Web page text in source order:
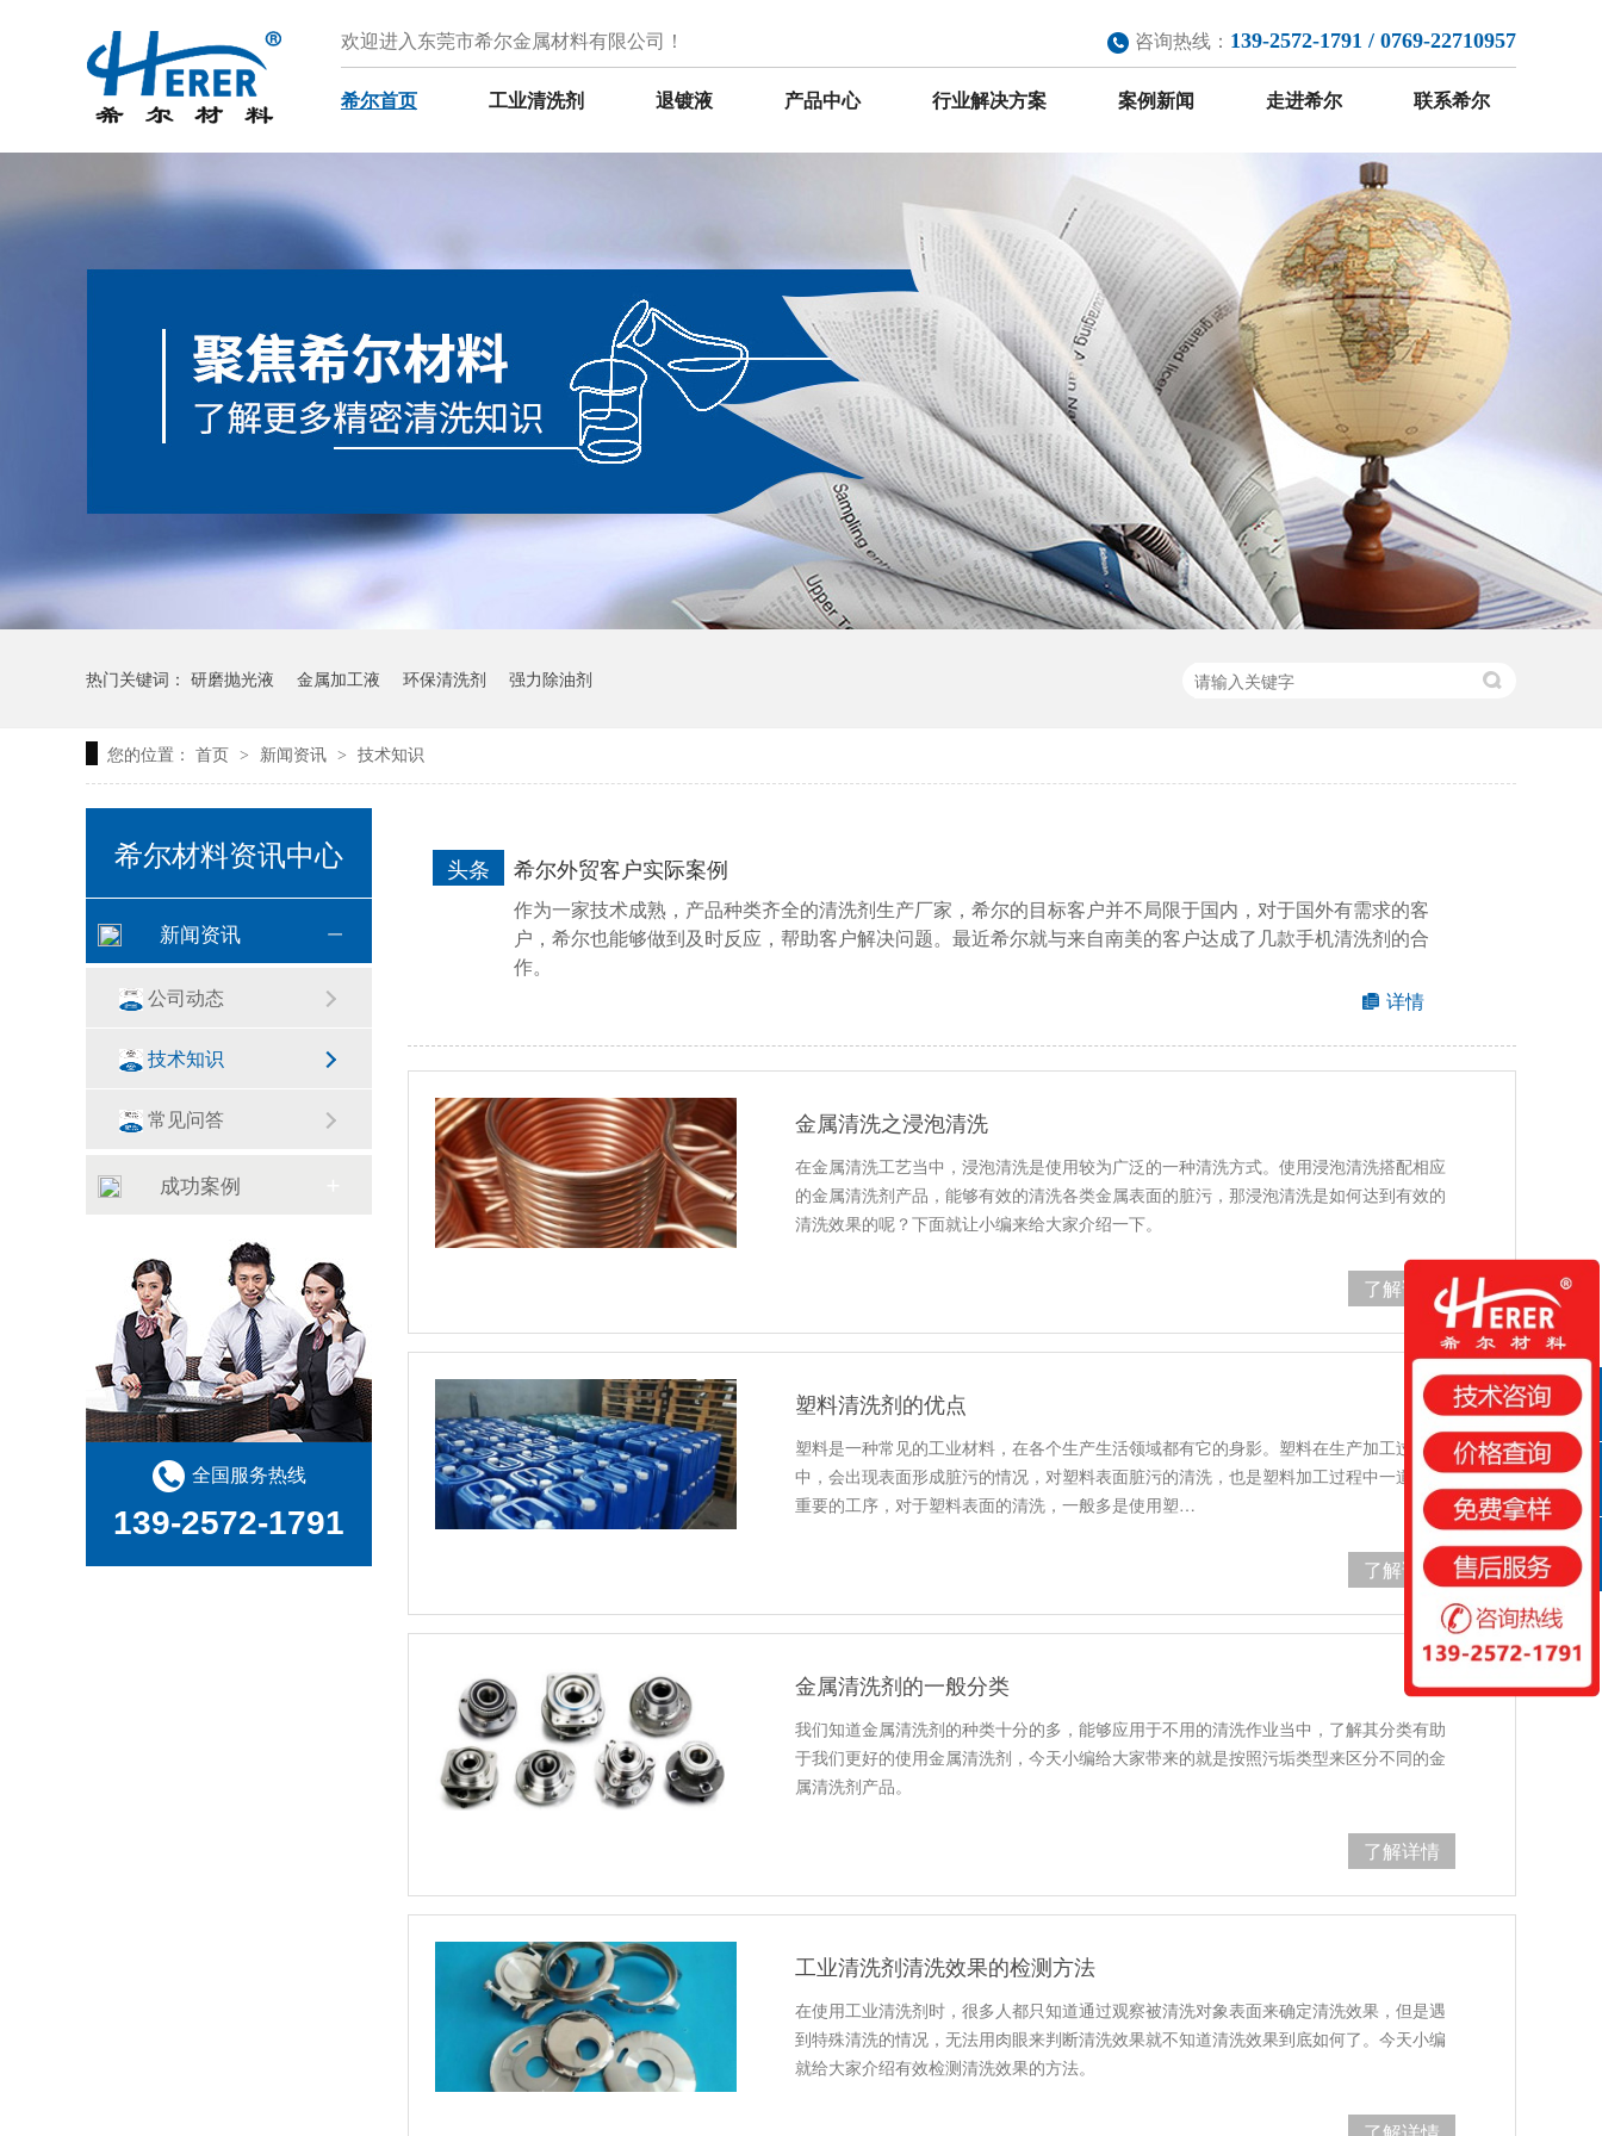
咨询热线： 139-2572-1791 / 0769-22710957
欢迎进入东莞市希尔金属材料有限公司！
希尔首页 工业清洗剂 退镀液 产品中心 行业解决方案 案例新闻 走进希尔 联系希尔
热门关键词： 研磨抛光液 金属加工液 环保清洗剂 强力除油剂
您的位置： 首页 > 新闻资讯 > 技术知识
希尔外贸客户实际案例
头条
作为一家技术成熟，产品种类齐全的清洗剂生产厂家，希尔的目标客户并不局限于国内，对于国外有需求的客
户，希尔也能够做到及时反应，帮助客户解决问题。最近希尔就与来自南美的客户达成了几款手机清洗剂的合
作。
详情
金属清洗之浸泡清洗
在金属清洗工艺当中，浸泡清洗是使用较为广泛的一种清洗方式。使用浸泡清洗搭配相应
的金属清洗剂产品，能够有效的清洗各类金属表面的脏污，那浸泡清洗是如何达到有效的
清洗效果的呢？下面就让小编来给大家介绍一下。
了解详情
塑料清洗剂的优点
塑料是一种常见的工业材料，在各个生产生活领域都有它的身影。塑料在生产加工过程
中，会出现表面形成脏污的情况，对塑料表面脏污的清洗，也是塑料加工过程中一道比较
重要的工序，对于塑料表面的清洗，一般多是使用塑…
了解详情
金属清洗剂的一般分类
我们知道金属清洗剂的种类十分的多，能够应用于不用的清洗作业当中，了解其分类有助
于我们更好的使用金属清洗剂，今天小编给大家带来的就是按照污垢类型来区分不同的金
属清洗剂产品。
了解详情
工业清洗剂清洗效果的检测方法
在使用工业清洗剂时，很多人都只知道通过观察被清洗对象表面来确定清洗效果，但是遇
到特殊清洗的情况，无法用肉眼来判断清洗效果就不知道清洗效果到底如何了。今天小编
就给大家介绍有效检测清洗效果的方法。
希尔材料资讯中心
新闻资讯
公司动态
技术知识
常见问答
成功案例
全国服务热线
139-2572-1791
QQ咨询
咨询热线
扫一扫